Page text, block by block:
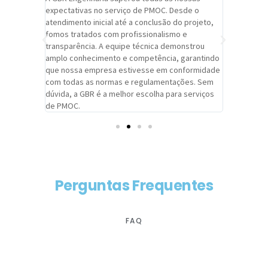
expectativas no serviço de PMOC. Desde o
atendimento inicial até a conclusão do projeto,
fomos tratados com profissionalismo e
transparência. A equipe técnica demonstrou
amplo conhecimento e competência, garantindo
que nossa empresa estivesse em conformidade
com todas as normas e regulamentações. Sem
dúvida, a GBR é a melhor escolha para serviços
de PMOC.
Perguntas Frequentes
FAQ